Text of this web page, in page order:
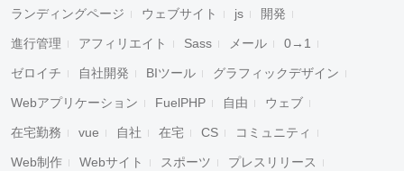
ランディングページ ウェブサイト js 開発
進行管理 アフィリエイト Sass メール 0→1
ゼロイチ 自社開発 BIツール グラフィックデザイン
Webアプリケーション FuelPHP 自由 ウェブ
在宅勤務 vue 自社 在宅 CS コミュニティ
Web制作 Webサイト スポーツ プレスリリース